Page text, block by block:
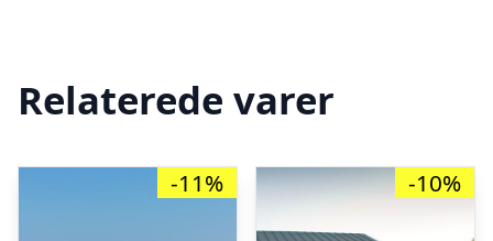
Relaterede varer
-11% -10%